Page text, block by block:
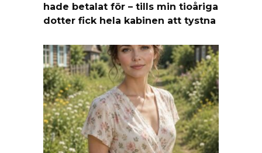
hade betalat för – tills min tioåriga
dotter fick hela kabinen att tystna